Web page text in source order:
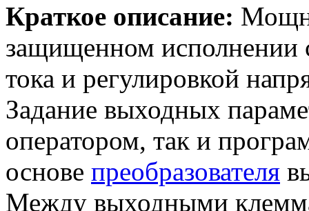
Краткое описание:
защищенном исполнении
тока и регулировкой
Задание выходных
оператором, так и
основе преобразователя
Между выходными